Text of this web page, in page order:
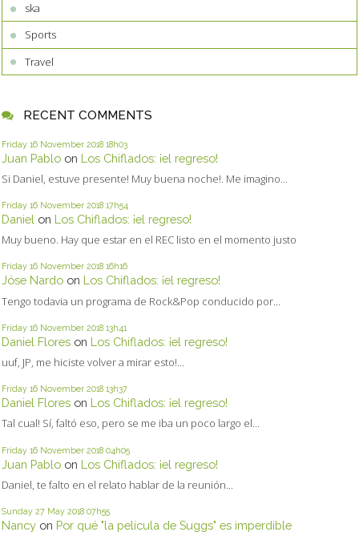
ska
Sports
Travel
RECENT COMMENTS
Friday 16 November 2018 18h03
Juan Pablo on Los Chiflados: ¡el regreso!
Si Daniel, estuve presente! Muy buena noche!. Me imagino...
Friday 16 November 2018 17h54
Daniel on Los Chiflados: ¡el regreso!
Muy bueno. Hay que estar en el REC listo en el momento justo
Friday 16 November 2018 16h16
Jóse Nardo on Los Chiflados: ¡el regreso!
Tengo todavia un programa de Rock&Pop conducido por...
Friday 16 November 2018 13h41
Daniel Flores on Los Chiflados: ¡el regreso!
uuf, JP, me hiciste volver a mirar esto!...
Friday 16 November 2018 13h37
Daniel Flores on Los Chiflados: ¡el regreso!
Tal cual! Sí, faltó eso, pero se me iba un poco largo el...
Friday 16 November 2018 04h05
Juan Pablo on Los Chiflados: ¡el regreso!
Daniel, te falto en el relato hablar de la reunión...
Sunday 27 May 2018 07h55
Nancy on Por qué "la película de Suggs" es imperdible